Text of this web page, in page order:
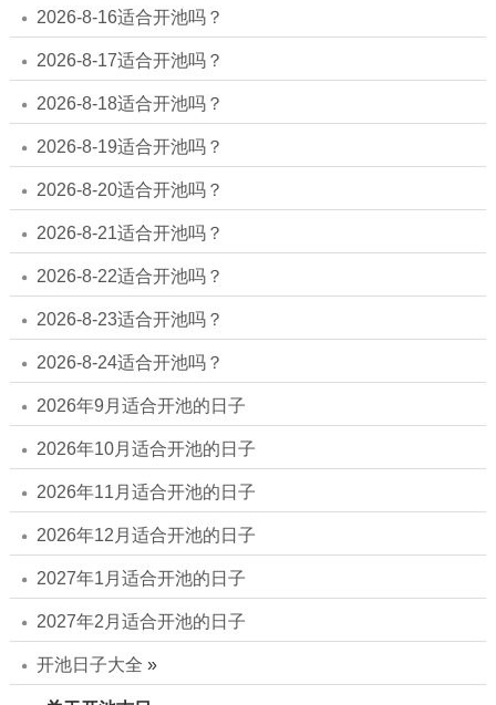
2026-8-16适合开池吗？
2026-8-17适合开池吗？
2026-8-18适合开池吗？
2026-8-19适合开池吗？
2026-8-20适合开池吗？
2026-8-21适合开池吗？
2026-8-22适合开池吗？
2026-8-23适合开池吗？
2026-8-24适合开池吗？
2026年9月适合开池的日子
2026年10月适合开池的日子
2026年11月适合开池的日子
2026年12月适合开池的日子
2027年1月适合开池的日子
2027年2月适合开池的日子
开池日子大全 »